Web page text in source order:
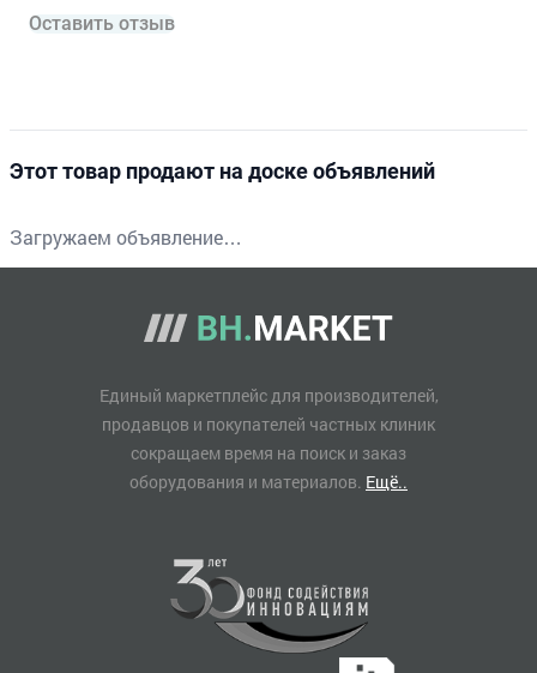
Оставить отзыв
Этот товар продают на доске объявлений
Загружаем объявление…
Единый маркетплейс для производителей,
продавцов и покупателей частных клиник
сокращаем время на поиск и заказ
оборудования и материалов. Ещё..